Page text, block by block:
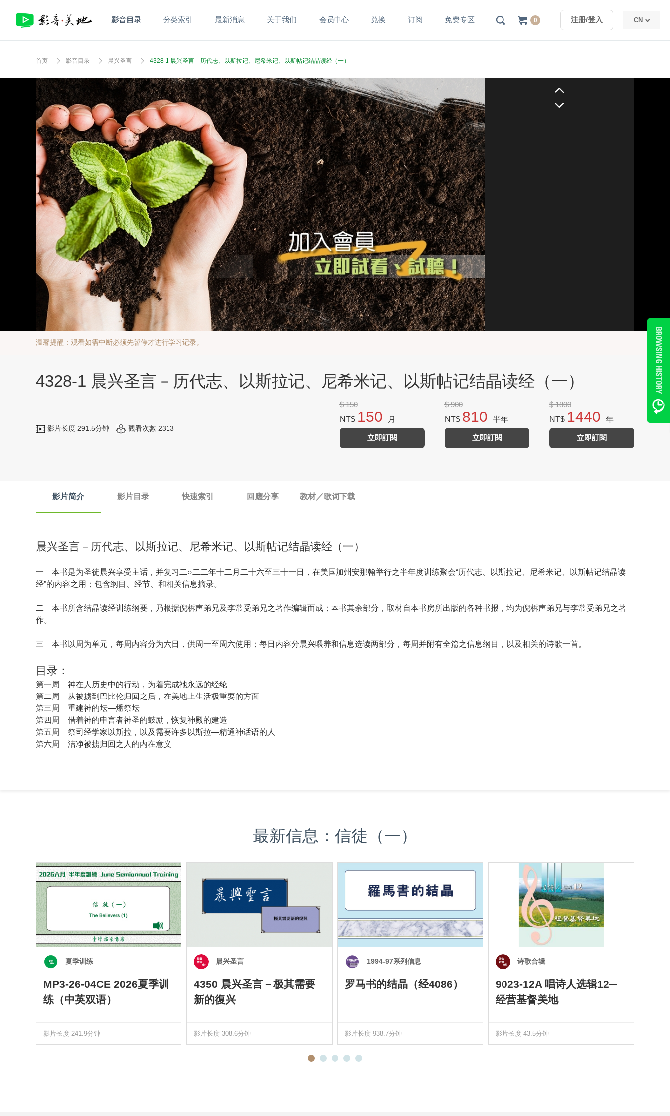
CN
TW
影音目录 分类索引 最新消息 关于我们 会员中心 兑换 订阅 免费专区 0 注册/登入
首页 影音目录 晨兴圣言 4328-1 晨兴圣言－历代志、以斯拉记、尼希米记、以斯帖记结晶读经（一）
温馨提醒：观看如需中断必须先暂停才进行学习记录。
4328-1 晨兴圣言－历代志、以斯拉记、尼希米记、以斯帖记结晶读经（一）
影片长度 291.5分钟 觀看次數 2313
$ 150
NT$ 150 月
立即訂閱
$ 900
NT$ 810 半年
立即訂閱
$ 1800
NT$ 1440 年
立即訂閱
影片简介 影片目录 快速索引 回應分享 教材／歌词下载
晨兴圣言－历代志、以斯拉记、尼希米记、以斯帖记结晶读经（一）
一 本书是为圣徒晨兴享受主话，并复习二○二二年十二月二十六至三十一日，在美国加州安那翰举行之半年度训练聚会“历代志、以斯拉记、尼希米记、以斯帖记结晶读
经”的内容之用；包含纲目、经节、和相关信息摘录。
二 本书所含结晶读经训练纲要，乃根据倪柝声弟兄及李常受弟兄之著作编辑而成；本书其余部分，取材自本书房所出版的各种书报，均为倪柝声弟兄与李常受弟兄之著
作。
三 本书以周为单元，每周内容分为六日，供周一至周六使用；每日内容分晨兴喂养和信息选读两部分，每周并附有全篇之信息纲目，以及相关的诗歌一首。
目录：
第一周 神在人历史中的行动，为着完成祂永远的经纶
第二周 从被掳到巴比伦归回之后，在美地上生活极重要的方面
第三周 重建神的坛—燔祭坛
第四周 借着神的申言者神圣的鼓励，恢复神殿的建造
第五周 祭司经学家以斯拉，以及需要许多以斯拉—精通神话语的人
第六周 洁净被掳归回之人的内在意义
最新信息：信徒（一）
夏季训练
MP3-26-04CE 2026夏季训
练（中英双语）
影片长度 241.9分钟
晨兴圣言
4350 晨兴圣言－极其需要
新的復兴
影片长度 308.6分钟
1994-97系列信息
罗马书的结晶（经4086）
影片长度 938.7分钟
诗歌合辑
9023-12A 唱诗人选辑12─
经营基督美地
影片长度 43.5分钟